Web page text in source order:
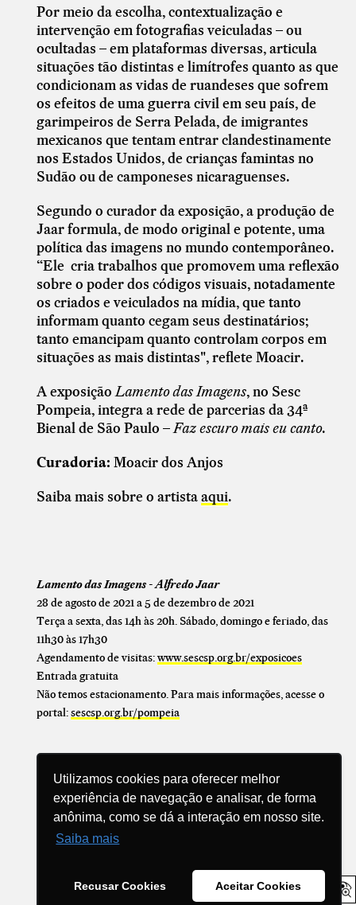
Utilizamos cookies para oferecer melhor
experiência de navegação e analisar, de forma
anônima, como se dá a interação em nosso site.
Saiba mais
Recusar Cookies Aceitar Cookies
Por meio da escolha, contextualização e
intervenção em fotografias veiculadas – ou
ocultadas – em plataformas diversas, articula
situações tão distintas e limítrofes quanto as que
condicionam as vidas de ruandeses que sofrem
os efeitos de uma guerra civil em seu país, de
garimpeiros de Serra Pelada, de imigrantes
mexicanos que tentam entrar clandestinamente
nos Estados Unidos, de crianças famintas no
Sudão ou de camponeses nicaraguenses.
Segundo o curador da exposição, a produção de
Jaar formula, de modo original e potente, uma
política das imagens no mundo contemporâneo.
“Ele cria trabalhos que promovem uma reflexão
sobre o poder dos códigos visuais, notadamente
os criados e veiculados na mídia, que tanto
informam quanto cegam seus destinatários;
tanto emancipam quanto controlam corpos em
situações as mais distintas", reflete Moacir.
A exposiçãoLamento das Imagens, no Sesc
Pompeia, integra a rede de parcerias da 34ª
Bienal de São Paulo –Faz escuro mais eu canto.
Curadoria: Moacir dos Anjos
Saiba mais sobre o artistaaqui.
Lamento das Imagens - Alfredo Jaar
28 de agosto de 2021 a 5 de dezembro de 2021
Terça a sexta, das 14h às 20h. Sábado, domingo e feriado, das
11h30 às 17h30
Agendamento de visitas:www.sescsp.org.br/exposicoes
Entrada gratuita
Não temos estacionamento. Para mais informações, acesse o
portal:sescsp.org.br/pompeia
Compartilhe